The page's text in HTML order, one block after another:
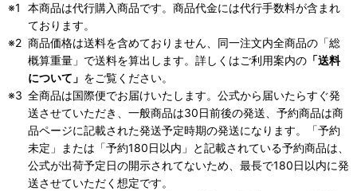
本商品は代行購入商品です。商品代金には代行手数料が含まれ
ております。
商品価格は送料を含めておりません、同一注文内全商品の「総
概算重量」で送料を算出します。詳しくはご利用案内の 「送料
について」 をご覧ください。
全商品は国際便でお届けいたします。公式から届いたらすぐ発
送させていただき、一般商品は30日前後の発送、予約商品は商
品ページに記載された発送予定時期の発送になります。「予約
未定」または「予約180日以内」と記載されている予約商品は、
公式が出荷予定日の開示されてないため、最長で180日以内に発
送させていただく想定です。